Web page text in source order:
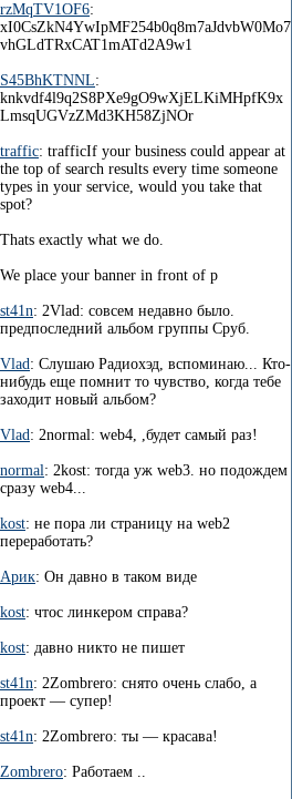
rzMqTV1OF6:
xI0CsZkN4YwIpMF254b0q8m7aJdvbW0Mo7
vhGLdTRxCAT1mATd2A9w1
S45BhKTNNL:
knkvdf4l9q2S8PXe9gO9wXjELKiMHpfK9x
LmsqUGVzZMd3KH58ZjNOr
traffic: trafficIf your business could appear at
the top of search results every time someone
types in your service, would you take that
spot?
Thats exactly what we do.
We place your banner in front of p
st41n: 2Vlad: совсем недавно было.
предпоследний альбом группы Сруб.
Vlad: Слушаю Радиохэд, вспоминаю... Кто-
нибудь еще помнит то чувство, когда тебе
заходит новый альбом?
Vlad: 2normal: web4, ,будет самый раз!
normal: 2kost: тогда уж web3. но подождем
сразу web4...
kost: не пора ли страницу на web2
переработать?
Арик: Он давно в таком виде
kost: чтос линкером справа?
kost: давно никто не пишет
st41n: 2Zombrero: снято очень слабо, а
проект — супер!
st41n: 2Zombrero: ты — красава!
Zombrero: Работаем ..